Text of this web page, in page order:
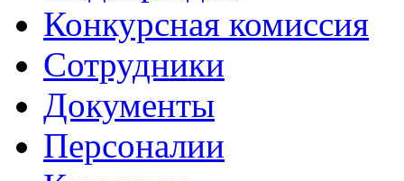
Конкурсная комиссия
Сотрудники
Документы
Персоналии